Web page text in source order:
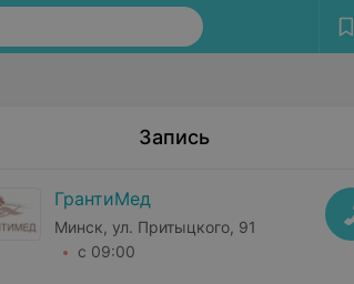
Запись
ГрантиМед
Минск, ул. Притыцкого, 91
с 09:00